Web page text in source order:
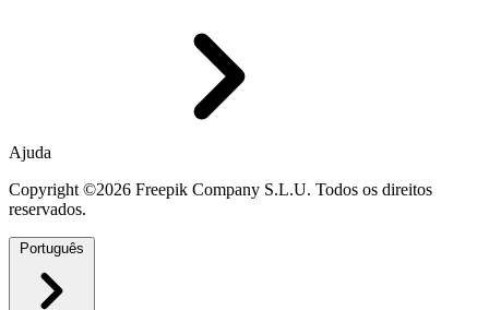
Ajuda
Copyright ©2026 Freepik Company S.L.U. Todos os direitos
reservados.
Português